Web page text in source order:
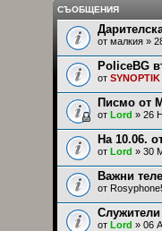
СЪОБЩЕНИЯ
от малкия »
PoliceBG
от SYNOPTIK
Писмо от
от Lord » 26
На 10.06.
от Lord » 30
Важни
от
от Lord » 06